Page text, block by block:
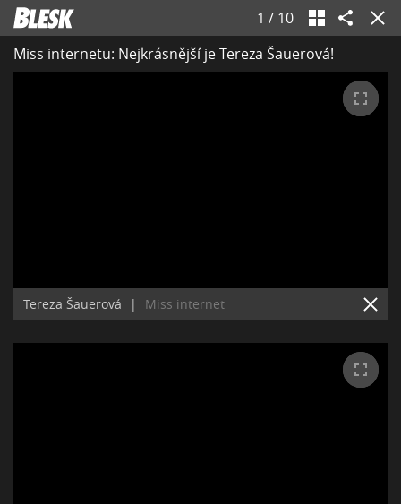
1 / 10
Miss internetu: Nejkrásnější je Tereza Šauerová!
Tereza Šauerová | Miss internet